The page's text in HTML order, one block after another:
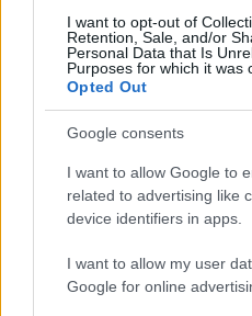
I want to opt-out of
Retention, Sale, and/or
Personal Data that Is
Purposes for which it was
Opted Out
Google consents
I want to allow Google to
related to advertising like
device identifiers in apps.
I want to allow my user
Google for online
quella che tutti vogliono
Leggi l’articolo →